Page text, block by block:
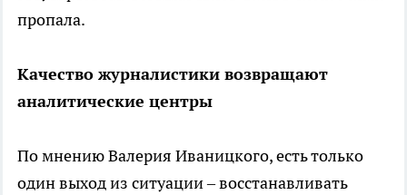
пропала.
Качество журналистики возвращают
аналитические центры
По мнению Валерия Иваницкого, есть только
один выход из ситуации – восстанавливать